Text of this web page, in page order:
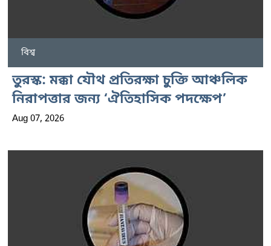
বিশ্ব
তুরস্ক: মক্কা যৌথ প্রতিরক্ষা চুক্তি আঞ্চলিক
নিরাপত্তার জন্য ‘ঐতিহাসিক পদক্ষেপ’
Aug 07, 2026